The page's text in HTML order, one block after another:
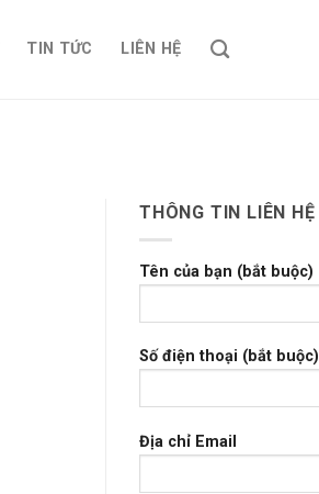
TIN TỨC LIÊN HỆ
THÔNG TIN LIÊN HỆ
Tên của bạn (bắt buộc)
Số điện thoại (bắt buộc)
Địa chỉ Email